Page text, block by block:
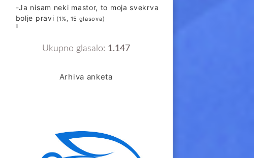
-Ja nisam neki mastor, to moja svekrva
bolje pravi (1%, 15 glasova)
Ukupno glasalo: 1.147
Arhiva anketa